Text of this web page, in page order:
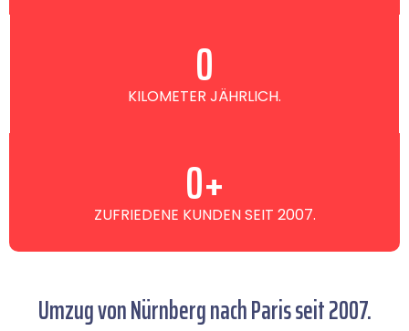
KILOMETER JÄHRLICH.
0
ZUFRIEDENE KUNDEN SEIT 2007.
0+
Umzug von Nürnberg nach Paris seit 2007.